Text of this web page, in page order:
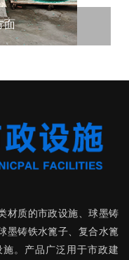
面
材质的市政设施、球墨铸
墨铸铁水篦子、复合水篦
。产品广泛用于市政建